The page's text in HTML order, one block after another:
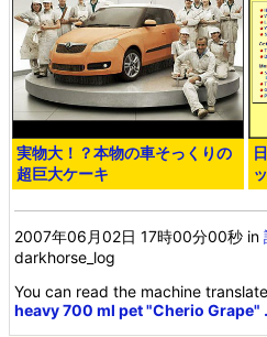
実物大！？本物の車そっくりの
超巨大ケーキ
2007年06月02日 17時00分00秒 in
darkhorse_log
You can read the machine
heavy 700 ml pet "Cherio Grape"